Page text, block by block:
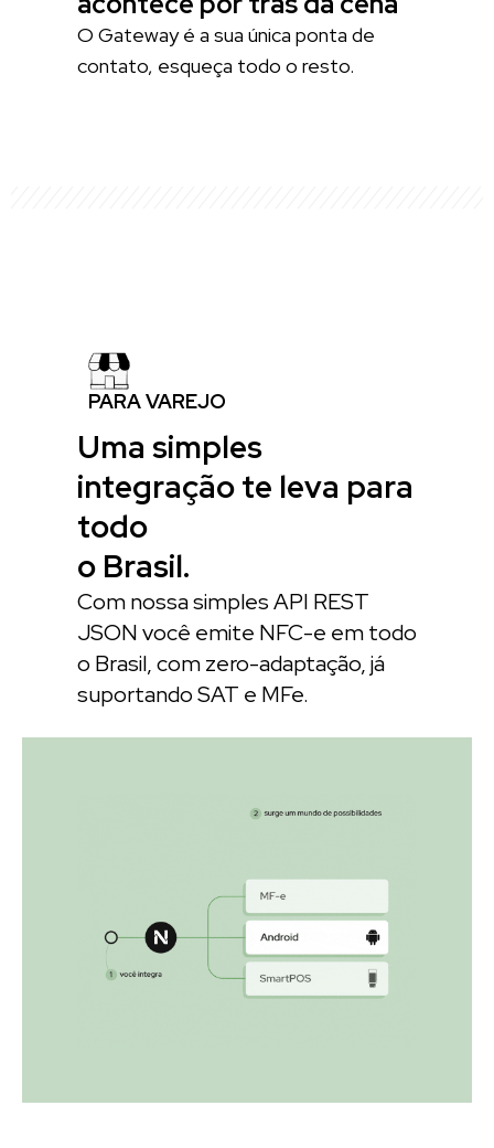
O Gateway é a sua única ponta de
contato, esqueça todo o resto.
PARA VAREJO
Uma simples
integração te leva para
todo
o Brasil.
Com nossa simples API REST
JSON você emite NFC-e em todo
o Brasil, com zero-adaptação, já
suportando SAT e MFe.